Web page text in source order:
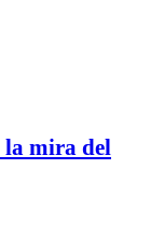
la mira del